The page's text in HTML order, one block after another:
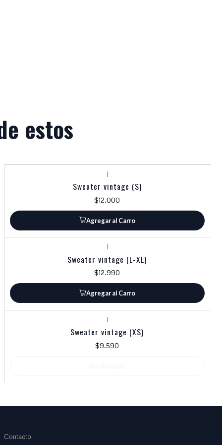
estos
|
Sweater vintage (S)
$12.000
Agregar al Carro
|
Sweater vintage (L-XL)
$12.990
Agregar al Carro
|
Sweater vintage (XS)
$9.590
Contacto